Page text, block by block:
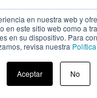
en nuestra web y
en este sitio web como a
en su dispositivo. Para
revisa nuestra
Aceptar No